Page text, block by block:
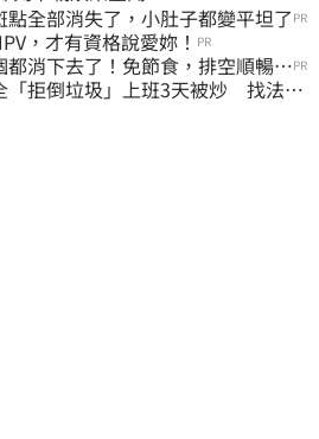
全部消失了，小肚子都變平坦了 PR
，才有資格說愛妳！ PR
消下去了！免節食，排空順暢就PR
「拒倒垃圾」上班3天被炒 找法院